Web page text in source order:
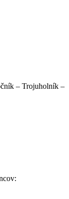
– Trojuholník –